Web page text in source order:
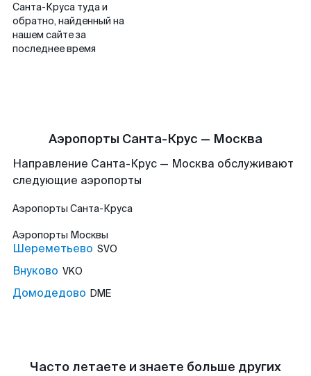
Санта-Круса туда и
обратно, найденный на
нашем сайте за
последнее время
Аэропорты Санта-Крус — Москва
Направление Санта-Крус — Москва обслуживают
следующие аэропорты
Аэропорты Санта-Круса
Аэропорты Москвы
Шереметьево SVO
Внуково VKO
Домодедово DME
Часто летаете и знаете больше других